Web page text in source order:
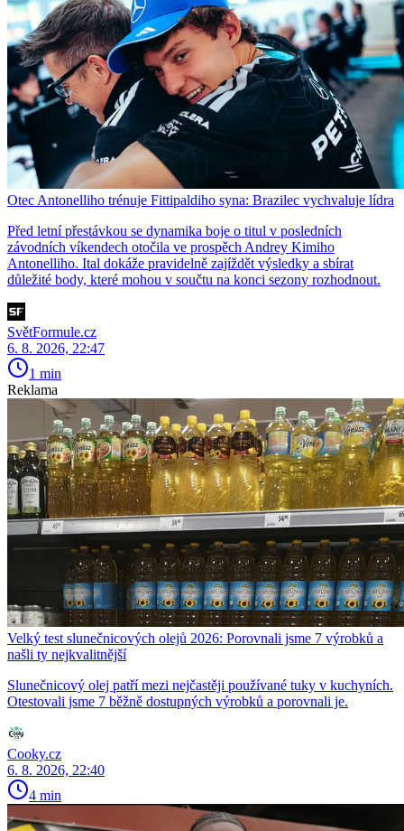
Otec Antonelliho trénuje Fittipaldiho syna: Brazilec vychvaluje lídra
Před letní přestávkou se dynamika boje o titul v posledních
závodních víkendech otočila ve prospěch Andrey Kimiho
Antonelliho. Ital dokáže pravidelně zajíždět výsledky a sbírat
důležité body, které mohou v součtu na konci sezony rozhodnout.
SvětFormule.cz
6. 8. 2026, 22:47
1 min
Reklama
Velký test slunečnicových olejů 2026: Porovnali jsme 7 výrobků a
našli ty nejkvalitnější
Slunečnicový olej patří mezi nejčastěji používané tuky v kuchyních.
Otestovali jsme 7 běžně dostupných výrobků a porovnali je.
Cooky.cz
6. 8. 2026, 22:40
4 min